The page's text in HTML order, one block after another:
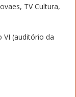
TV Cultura,
VI (auditório da